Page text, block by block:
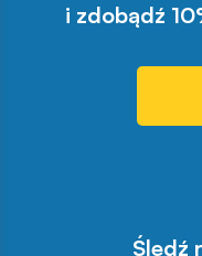
i zdobądź
Śledź